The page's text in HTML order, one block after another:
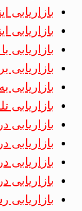
بازاریابی
بازاریابی
بازاریابی
بازاریابی
بازاریابی
بازاریابی
بازاریابی
بازاریابی
بازاریابی
بازاریابی
بازاریابی